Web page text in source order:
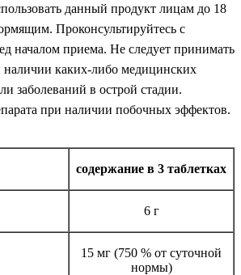
данный продукт лицам до 18
Проконсультируйтесь с
началом приема. Не следует принимать
каких-либо медицинских
заболеваний в острой стадии.
при наличии побочных эффектов.
содержание в 3 таблетках
6 г
15 мг (750 % от суточной
нормы)